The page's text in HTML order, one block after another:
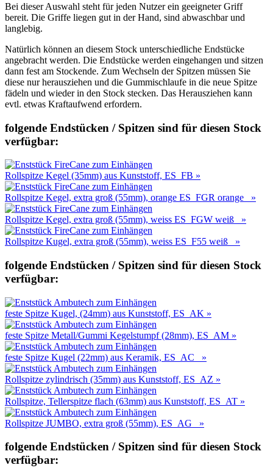
Bei dieser Auswahl steht für jeden Nutzer ein geeigneter Griff
bereit. Die Griffe liegen gut in der Hand, sind abwaschbar und
langlebig.
Natürlich können an diesem Stock unterschiedliche Endstücke
angebracht werden. Die Endstücke werden eingehangen und sitzen
dann fest am Stockende. Zum Wechseln der Spitzen müssen Sie
diese nur herausziehen und die Gummischlaufe in die neue Spitze
fädeln und wieder in den Stock stecken. Das Herausziehen kann
evtl. etwas Kraftaufwend erfordern.
folgende Endstücken / Spitzen sind für diesen Stock
verfügbar:
Rollspitze Kegel (35mm) aus Kunststoff, ES_FB »
Rollspitze Kegel, extra groß (55mm), orange ES_FGR orange »
Rollspitze Kegel, extra groß (55mm), weiss ES_FGW weiß »
Rollspitze Kugel, extra groß (55mm), weiss ES_F55 weiß »
folgende Endstücken / Spitzen sind für diesen Stock
verfügbar:
feste Spitze Kugel, (24mm) aus Kunststoff, ES_AK »
feste Spitze Metall/Gummi Kegelstumpf (28mm), ES_AM »
feste Spitze Kugel (22mm) aus Keramik, ES_AC »
Rollspitze zylindrisch (35mm) aus Kunststoff, ES_AZ »
Rollspitze, Tellerspitze flach (63mm) aus Kunststoff, ES_AT »
Rollspitze JUMBO, extra groß (55mm), ES_AG »
folgende Endstücken / Spitzen sind für diesen Stock
verfügbar: